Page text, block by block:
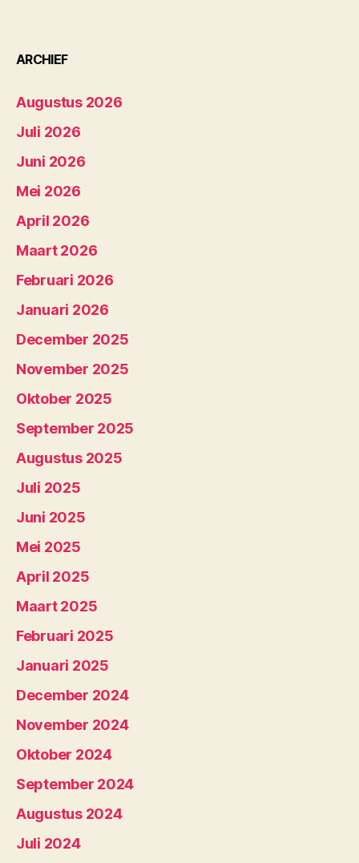
ARCHIEF
Augustus 2026
Juli 2026
Juni 2026
Mei 2026
April 2026
Maart 2026
Februari 2026
Januari 2026
December 2025
November 2025
Oktober 2025
September 2025
Augustus 2025
Juli 2025
Juni 2025
Mei 2025
April 2025
Maart 2025
Februari 2025
Januari 2025
December 2024
November 2024
Oktober 2024
September 2024
Augustus 2024
Juli 2024